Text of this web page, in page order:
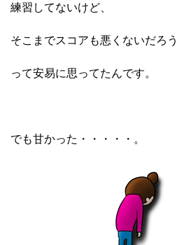
練習してないけど、
そこまでスコアも悪くないだろう
って安易に思ってたんです。
でも甘かった・・・・・。